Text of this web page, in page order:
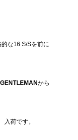
的な16 S/Sを前に
から
入荷です。